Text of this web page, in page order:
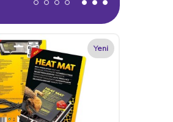
Yeni